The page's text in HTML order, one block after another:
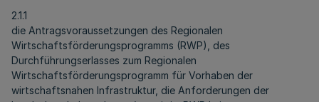
2.1.1
die Antragsvoraussetzungen des Regionalen
Wirtschaftsförderungsprogramms (RWP), des
Durchführungserlasses zum Regionalen
Wirtschaftsförderungsprogramm für Vorhaben der
wirtschaftsnahen Infrastruktur, die Anforderungen der